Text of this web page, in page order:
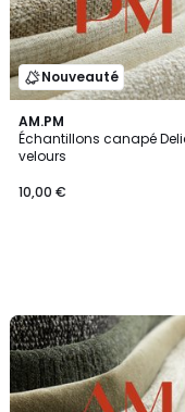
Nouveauté
AM.PM
Échantillons canapé
velours
10,00 €